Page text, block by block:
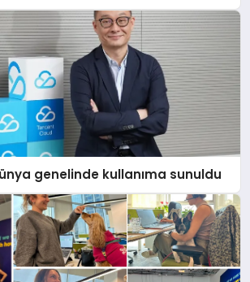
genelinde kullanıma sunuldu